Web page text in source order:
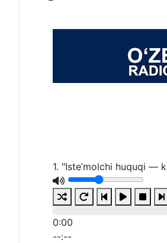
1. "Iste’molchi huquqi —
0:00
--:--